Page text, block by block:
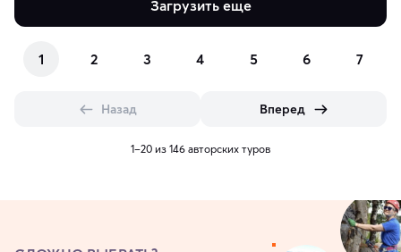
Загрузить еще
1 2 3 4 5 6 7
Назад Вперед
1–20 из 146 авторских туров